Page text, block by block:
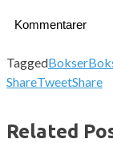
Kommentarer
TaggedBokser
ShareTweetShare
Related